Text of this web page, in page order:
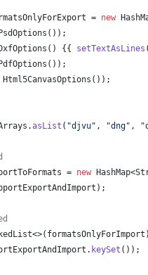
= new
PsdOptions ());
DxfOptions () {{ setTextAsLines (
PdfOptions ());
Html5CanvasOptions ());
.asList ( "djvu" , "dng" ,
= new HashMap<
);
<>( formatsOnlyForImport
. keySet ());